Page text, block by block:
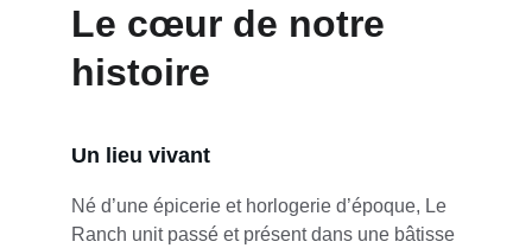
Le cœur de notre
histoire
Né d’une épicerie et horlogerie d’époque, Le
Ranch unit passé et présent dans une bâtisse
Un lieu vivant